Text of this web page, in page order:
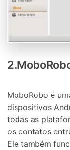
MoboRobo é
dispositivos
todas as
os contatos
Ele também